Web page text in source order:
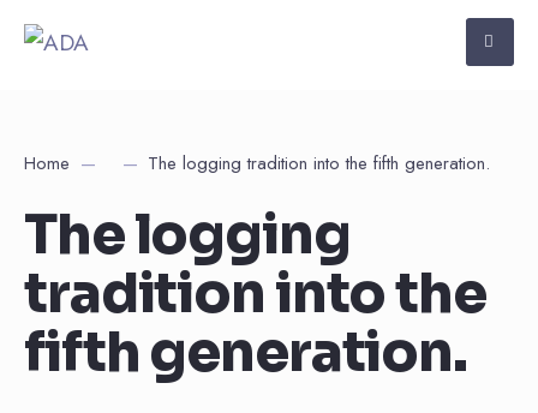
Home The logging tradition into the fifth generation.
The logging
tradition into the
fifth generation.